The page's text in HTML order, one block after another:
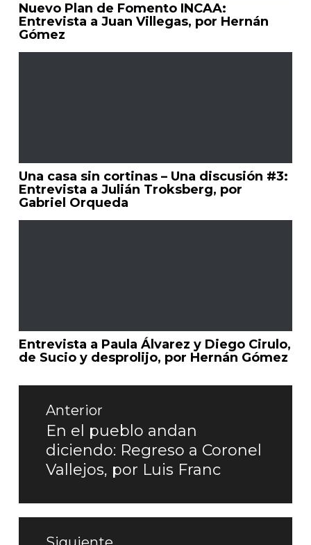
Nuevo Plan de Fomento INCAA:
Entrevista a Juan Villegas, por Hernán
Gómez
Una casa sin cortinas – Una discusión #3:
Entrevista a Julián Troksberg, por
Gabriel Orqueda
Entrevista a Paula Álvarez y Diego Cirulo,
de Sucio y desprolijo, por Hernán Gómez
Navegación
entradas
Anterior
Entrada
anterior:
En el pueblo andan
diciendo: Regreso a Coronel
Vallejos, por Luis Franc